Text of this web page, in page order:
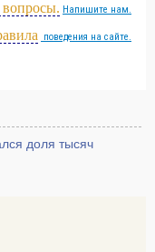
вопросы. Напишите нам.
поведения на сайте.
доля тысяч